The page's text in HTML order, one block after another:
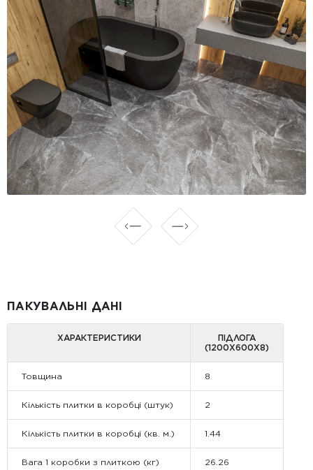
ПАКУВАЛЬНІ ДАНІ
ХАРАКТЕРИСТИКИ
ПІДЛОГА
(1200Х600Х8)
Товщина 8
Кількість плитки в коробці (штук) 2
Кількість плитки в коробці (кв. м.) 1.44
Вага 1 коробки з плиткою (кг) 26.26